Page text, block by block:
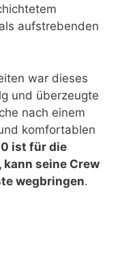
aufstrebenden
war dieses
und überzeugte
nach einem
komfortablen
ist für die
seine Crew
wegbringen.